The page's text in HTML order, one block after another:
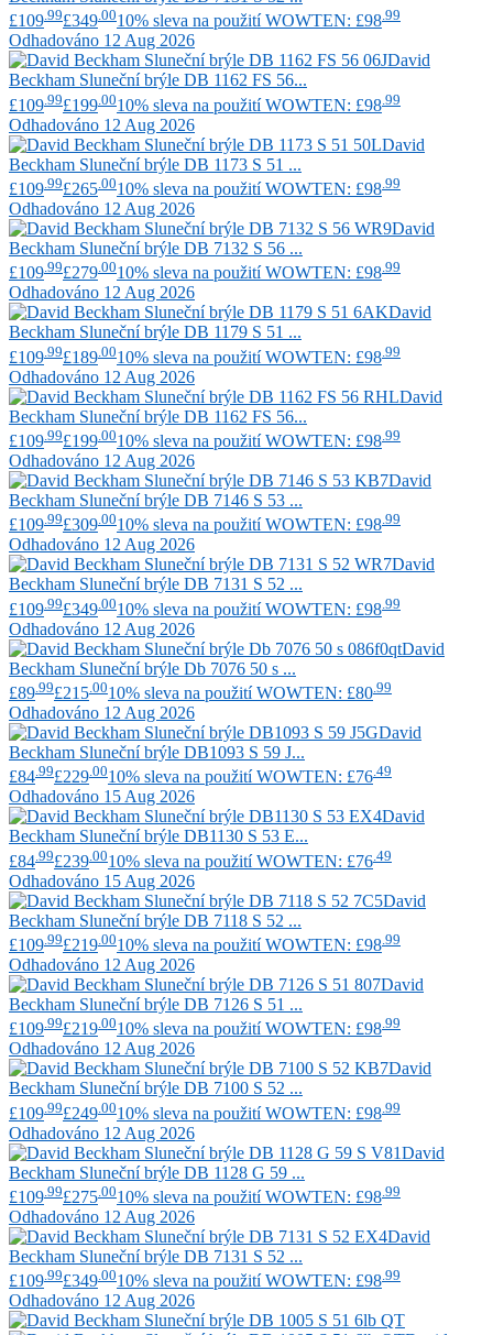
£109.99£349.0010% sleva na použití WOWTEN: £98.99
Odhadováno 12 Aug 2026
David
Beckham Sluneční brýle DB 1162 FS 56...
£109 .99£199 .0010% sleva na použití WOWTEN: £98 .99
Odhadováno 12 Aug 2026
David
Beckham Sluneční brýle DB 1173 S 51 ...
£109 .99£265 .0010% sleva na použití WOWTEN: £98 .99
Odhadováno 12 Aug 2026
David
Beckham Sluneční brýle DB 7132 S 56 ...
£109.99£279.0010% sleva na použití WOWTEN: £98.99
Odhadováno 12 Aug 2026
David
Beckham Sluneční brýle DB 1179 S 51 ...
£109 .99£189 .0010% sleva na použití WOWTEN: £98 .99
Odhadováno 12 Aug 2026
David
Beckham Sluneční brýle DB 1162 FS 56...
£109 .99£199 .0010% sleva na použití WOWTEN: £98 .99
Odhadováno 12 Aug 2026
David
Beckham Sluneční brýle DB 7146 S 53 ...
£109.99£309.0010% sleva na použití WOWTEN: £98.99
Odhadováno 12 Aug 2026
David
Beckham Sluneční brýle DB 7131 S 52 ...
£109 .99£349 .0010% sleva na použití WOWTEN: £98 .99
Odhadováno 12 Aug 2026
David
Beckham Sluneční brýle Db 7076 50 s ...
£89 .99£215 .0010% sleva na použití WOWTEN: £80 .99
Odhadováno 12 Aug 2026
David
Beckham Sluneční brýle DB1093 S 59 J...
£84.99£229.0010% sleva na použití WOWTEN: £76.49
Odhadováno 15 Aug 2026
David
Beckham Sluneční brýle DB1130 S 53 E...
£84 .99£239 .0010% sleva na použití WOWTEN: £76 .49
Odhadováno 15 Aug 2026
David
Beckham Sluneční brýle DB 7118 S 52 ...
£109 .99£219 .0010% sleva na použití WOWTEN: £98 .99
Odhadováno 12 Aug 2026
David
Beckham Sluneční brýle DB 7126 S 51 ...
£109.99£219.0010% sleva na použití WOWTEN: £98.99
Odhadováno 12 Aug 2026
David
Beckham Sluneční brýle DB 7100 S 52 ...
£109 .99£249 .0010% sleva na použití WOWTEN: £98 .99
Odhadováno 12 Aug 2026
David
Beckham Sluneční brýle DB 1128 G 59 ...
£109 .99£275 .0010% sleva na použití WOWTEN: £98 .99
Odhadováno 12 Aug 2026
David
Beckham Sluneční brýle DB 7131 S 52 ...
£109 .99£349 .0010% sleva na použití WOWTEN: £98 .99
Odhadováno 12 Aug 2026